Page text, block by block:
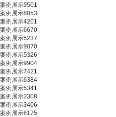
案例展示9501
案例展示8853
案例展示4201
案例展示6670
案例展示5237
案例展示9070
案例展示5326
案例展示9904
案例展示7421
案例展示6384
案例展示5341
案例展示2308
案例展示3406
案例展示6175